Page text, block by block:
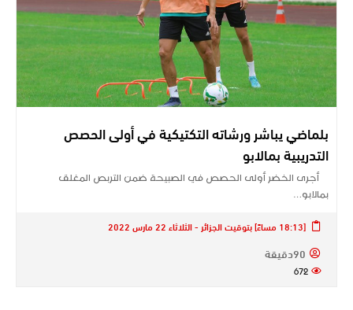
بلماضي يباشر ورشاته التكتيكية في أولى الحصص
التدريبية بمالابو
أجرى الخضر أولى الحصص في الصبيحة ضمن التربص المغلق
بمالابو…
[18:13 مساءً] بتوقيت الجزائر - الثلاثاء 22 مارس 2022
90دقيقة
672